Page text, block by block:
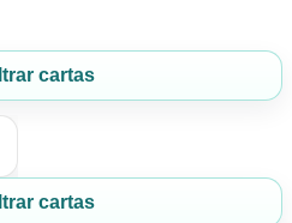
cartas
cartas